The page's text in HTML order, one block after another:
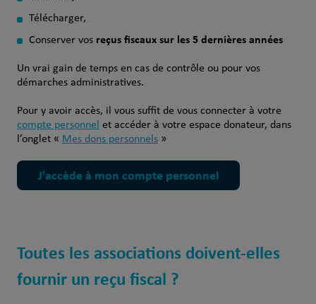
Télécharger,
Conserver vos reçus fiscaux sur les 5 dernières années
Un vrai gain de temps en cas de contrôle ou pour vos
démarches administratives.
Pour y avoir accès, il vous suffit de vous connecter à votre
compte personnel et accéder à votre espace donateur, dans
l’onglet « Mes dons personnels»
J'accède à mon compte personnel
Toutes les associations doivent-elles
fournir un reçu fiscal ?